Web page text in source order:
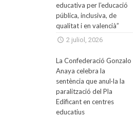
educativa per l’educació
pública, inclusiva, de
qualitat i en valencià”
2 juliol, 2026
La Confederació Gonzalo
Anaya celebra la
sentència que anul·la la
paralització del Pla
Edificant en centres
educatius